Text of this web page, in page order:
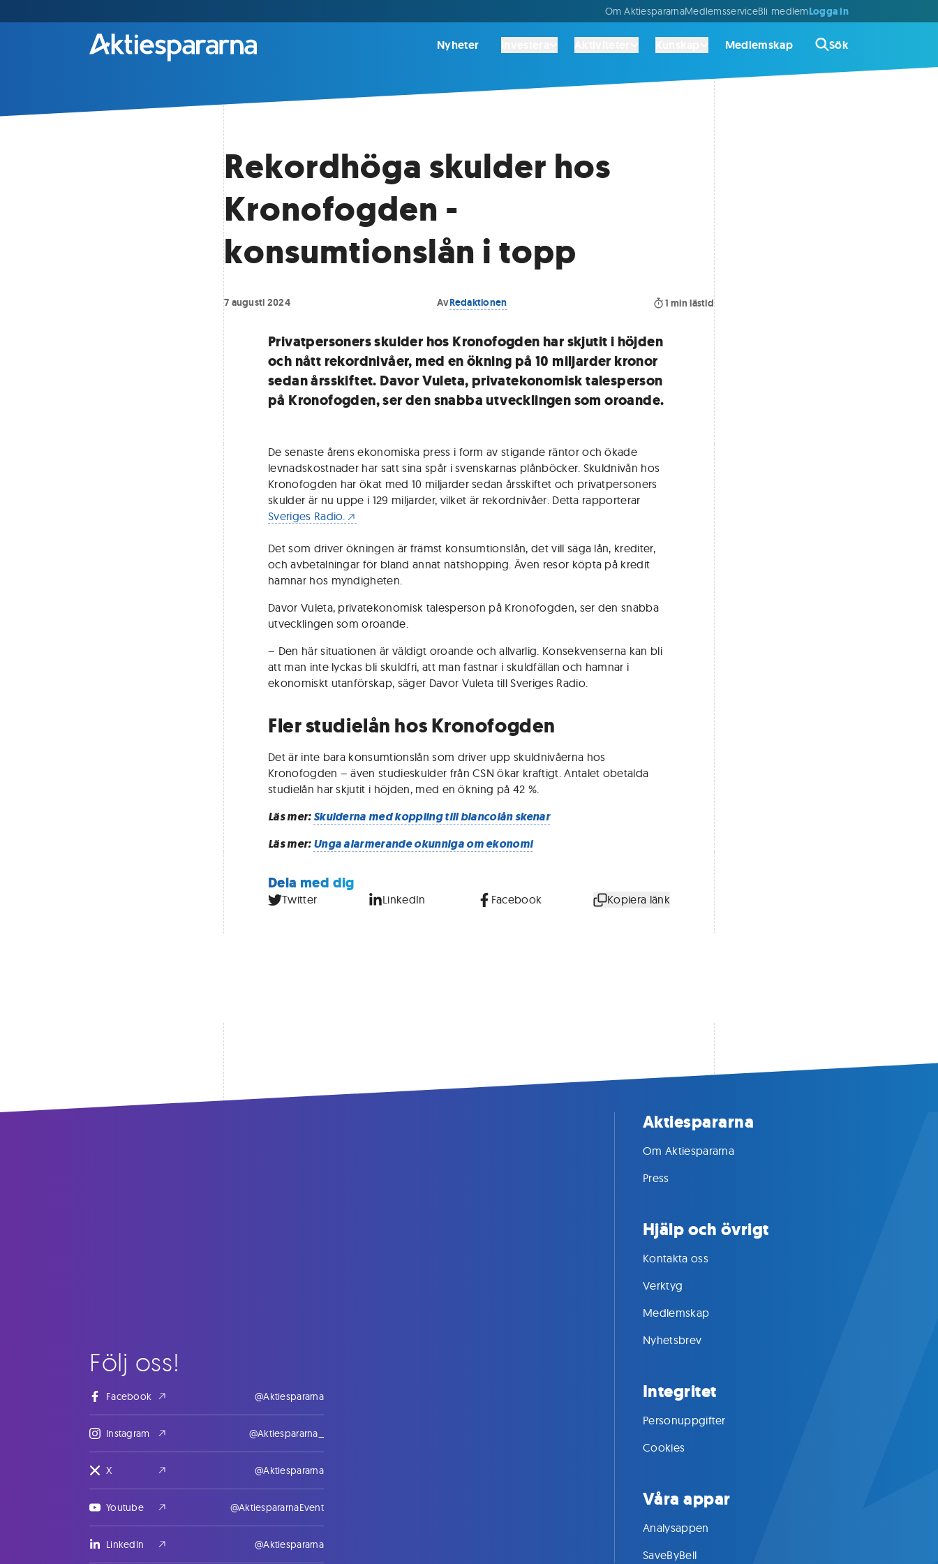
Om AktiespararnaMedlemsserviceBli medlemLogga in
Nyheter Medlemskap Sök
Rekordhöga skulder hos
Kronofogden -
konsumtionslån i topp
7 augusti 2024 AvRedaktionen 1 min lästid
Privatpersoners skulder hos Kronofogden har skjutit i höjden
och nått rekordnivåer, med en ökning på 10 miljarder kronor
sedan årsskiftet. Davor Vuleta, privatekonomisk talesperson
på Kronofogden, ser den snabba utvecklingen som oroande.
De senaste årens ekonomiska press i form av stigande räntor och ökade
levnadskostnader har satt sina spår i svenskarnas plånböcker. Skuldnivån hos
Kronofogden har ökat med 10 miljarder sedan årsskiftet och privatpersoners
skulder är nu uppe i 129 miljarder, vilket är rekordnivåer. Detta rapporterar
Sveriges Radio.
Det som driver ökningen är främst konsumtionslån, det vill säga lån, krediter,
och avbetalningar för bland annat nätshopping. Även resor köpta på kredit
hamnar hos myndigheten.
Davor Vuleta, privatekonomisk talesperson på Kronofogden, ser den snabba
utvecklingen som oroande.
– Den här situationen är väldigt oroande och allvarlig. Konsekvenserna kan bli
att man inte lyckas bli skuldfri, att man fastnar i skuldfällan och hamnar i
ekonomiskt utanförskap, säger Davor Vuleta till Sveriges Radio.
Fler studielån hos Kronofogden
Det är inte bara konsumtionslån som driver upp skuldnivåerna hos
Kronofogden – även studieskulder från CSN ökar kraftigt. Antalet obetalda
studielån har skjutit i höjden, med en ökning på 42 %.
Läs mer:Skulderna med koppling till blancolån skenar
Läs mer:Unga alarmerande okunniga om ekonomi
Dela med dig
Twitter LinkedIn Facebook Kopiera länk
Följ oss!
Facebook @Aktiespararna
Instagram @Aktiespararna_
X @Aktiespararna
Youtube @AktiespararnaEvent
LinkedIn @Aktiespararna
Aktiespararna
Om Aktiespararna
Press
Hjälp och övrigt
Kontakta oss
Verktyg
Medlemskap
Nyhetsbrev
Integritet
Personuppgifter
Cookies
Våra appar
Analysappen
SaveByBell